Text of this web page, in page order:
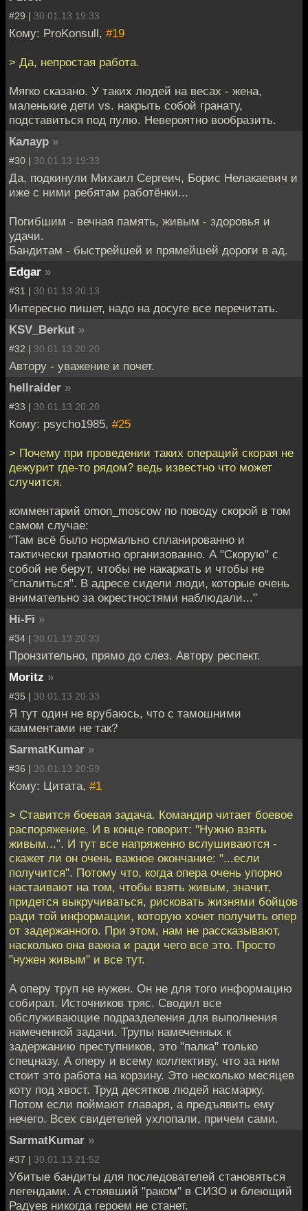
#29 | 30.01.13 19:33
Кому: ProKonsull, #19
> Да, непростая работа.
Мягко сказано. У таких людей на весах - жена,
маленькие дети vs. накрыть собой гранату,
подставиться под пулю. Невероятно вообразить.
Калаур »
#30 | 30.01.13 19:33
Да, подкинули Михаил Сергеич, Борис Нелакаевич и
иже с ними ребятам работёнки...
Погибшим - вечная память, живым - здоровья и
удачи.
Бандитам - быстрейшей и прямейшей дороги в ад.
Edgar »
#31 | 30.01.13 20:13
Интересно пишет, надо на досуге все перечитать.
KSV_Berkut »
#32 | 30.01.13 20:20
Автору - уважение и почет.
hellraider »
#33 | 30.01.13 20:20
Кому: psycho1985, #25
> Почему при проведении таких операций скорая не
дежурит где-то рядом? ведь известно что может
случится.
комментарий omon_moscow по поводу скорой в том
самом случае:
"Там всё было нормально спланированно и
тактически грамотно организованно. А "Скорую" с
собой не берут, чтобы не накаркать и чтобы не
"спалиться". В адресе сидели люди, которые очень
внимательно за окрестностями наблюдали..."
Hi-Fi »
#34 | 30.01.13 20:33
Пронзительно, прямо до слез. Автору респект.
Moritz »
#35 | 30.01.13 20:33
Я тут один не врубаюсь, что с тамошними
камментами не так?
SarmatKumar »
#36 | 30.01.13 20:59
Кому: Цитата, #1
> Ставится боевая задача. Командир читает боевое
распоряжение. И в конце говорит: "Нужно взять
живым...". И тут все напряженно вслушиваются -
скажет ли он очень важное окончание: "...если
получится". Потому что, когда опера очень упорно
настаивают на том, чтобы взять живым, значит,
придется выкручиваться, рисковать жизнями бойцов
ради той информации, которую хочет получить опер
от задержанного. При этом, нам не рассказывают,
насколько она важна и ради чего все это. Просто
"нужен живым" и все тут.
А оперу труп не нужен. Он не для того информацию
собирал. Источников тряс. Сводил все
обслуживающие подразделения для выполнения
намеченной задачи. Трупы намеченных к
задержанию преступников, это "палка" только
спецназу. А оперу и всему коллективу, что за ним
стоит это работа на корзину. Это несколько месяцев
коту под хвост. Труд десятков людей насмарку.
Потом если поймают главаря, а предъявить ему
нечего. Всех свидетелей ухлопали, причем сами.
SarmatKumar »
#37 | 30.01.13 21:52
Убитые бандиты для последователей становяться
легендами. А стоявший "раком" в СИЗО и блеющий
Радуев никогда героем не станет.